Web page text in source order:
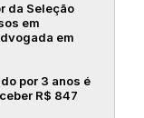
da Seleção
em
em
por 3 anos é
R$ 847